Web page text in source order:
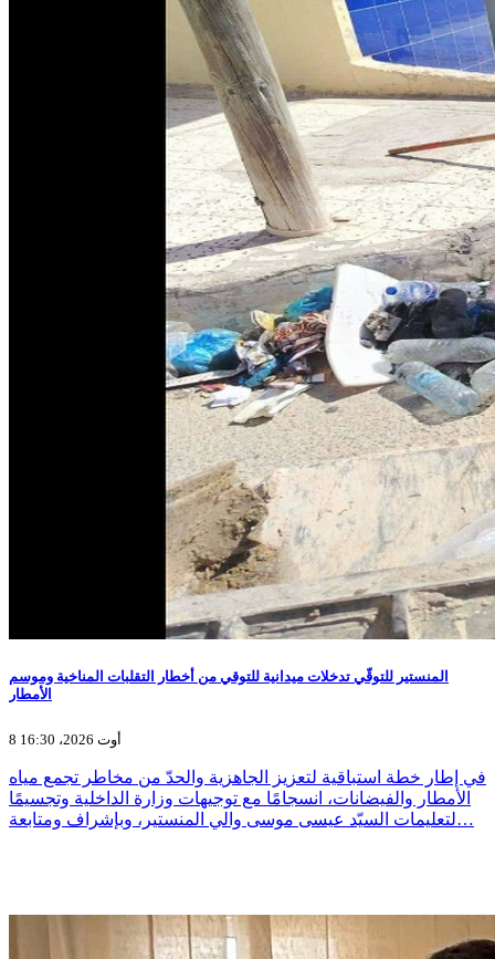
المنستير للتوقّي تدخلات ميدانية للتوقي من أخطار التقلبات المناخية وموسم
الأمطار
8 أوت 2026، 16:30
في إطار خطة استباقية لتعزيز الجاهزية والحدّ من مخاطر تجمع مياه
الأمطار والفيضانات، انسجامًا مع توجيهات وزارة الداخلية وتجسيمًا
لتعليمات السيّد عيسى موسى والي المنستير، وبإشراف ومتابعة…